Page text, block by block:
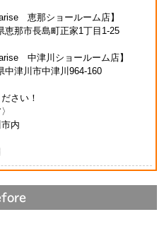
恵那ショールーム店】
恵那市長島町正家1丁目1-25
中津川ショールーム店】
中津川市中津川964-160
さい！
内